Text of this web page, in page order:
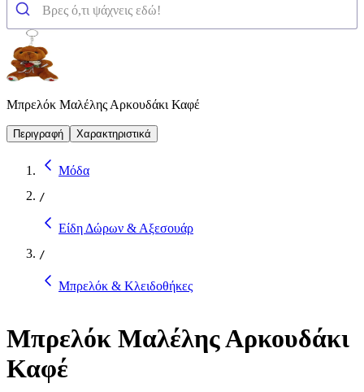
Μπρελόκ Μαλέλης Αρκουδάκι Καφέ
Περιγραφή Χαρακτηριστικά
Μόδα
/
Είδη Δώρων & Αξεσουάρ
/
Μπρελόκ & Κλειδοθήκες
Μπρελόκ Μαλέλης Αρκουδάκι
Καφέ